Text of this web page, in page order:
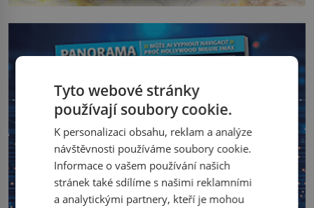
Tyto webové stránky
používají soubory cookie.
K personalizaci obsahu, reklam a analýze
návštěvnosti používáme soubory cookie.
Informace o vašem používání našich
stránek také sdílíme s našimi reklamními
a analytickými partnery, kteří je mohou